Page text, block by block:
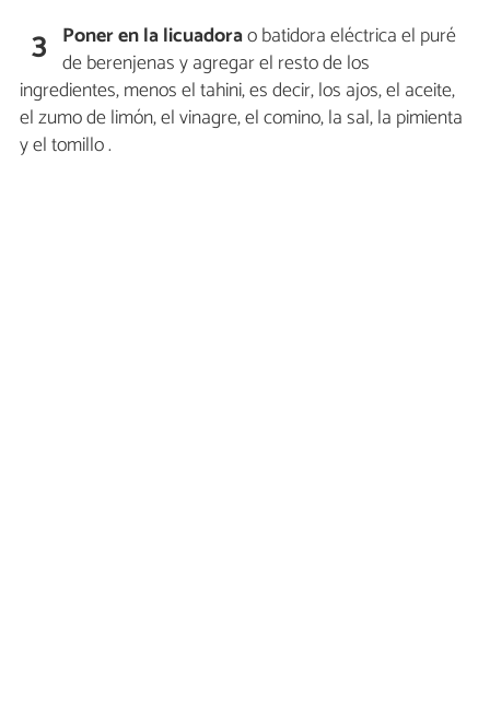
3 Poner en la licuadorao batidora eléctrica el puré
de berenjenas y agregar el resto de los
ingredientes, menos el tahini, es decir, los ajos, el aceite,
el zumo de limón, el vinagre, el comino, la sal, la pimienta
y el tomillo .